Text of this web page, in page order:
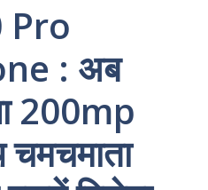
Pro
: अब
200mp